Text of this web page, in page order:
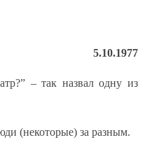
5.10.1977
– так назвал одну из
(некоторые) за разным.